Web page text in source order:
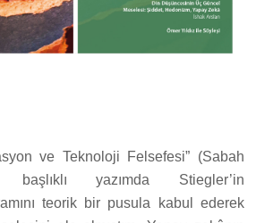
ve Teknoloji Felsefesi” (Sabah
yazımda Stiegler’in
teorik bir pusula kabul ederek